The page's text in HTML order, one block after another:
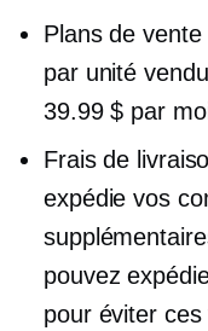
Plans de
par unité
39.99 $ par
Frais de
expédie vos
pouvez
pour éviter ces